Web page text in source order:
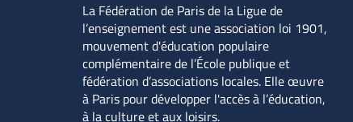
La Fédération de Paris de la Ligue de
l’enseignement est une association loi 1901,
mouvement d'éducation populaire
complémentaire de l’École publique et
fédération d’associations locales. Elle œuvre
à Paris pour développer l'accès à l’éducation,
à la culture et aux loisirs.